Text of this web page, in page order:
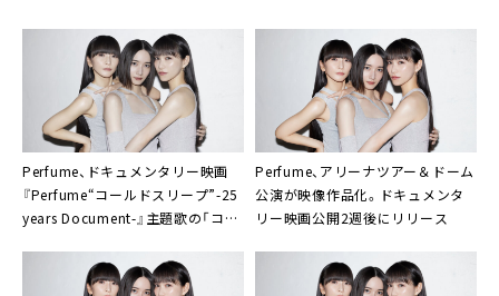
Perfume、ドキュメンタリー映画
『Perfume“コールドスリープ”-25
years Document-』主題歌の「コー
ティザー公開
Perfume、アリーナツアー＆ドーム
公演が映像作品化。ドキュメンタ
リー映画公開2週後にリリース